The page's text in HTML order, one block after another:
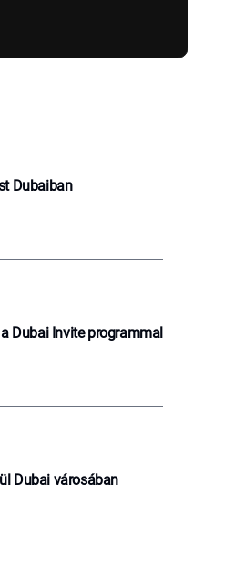
Dubaiban
Dubai Invite programmal
Dubai városában